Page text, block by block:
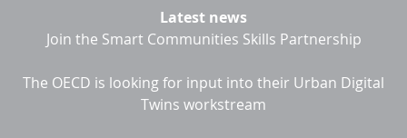
Latest news
Join the Smart Communities Skills Partnership
The OECD is looking for input into their Urban Digital
Twins workstream